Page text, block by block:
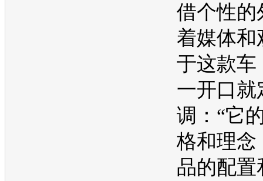
借个性的
着媒体和
于这款车
一开口就
调：“它
格和理念
品的配置